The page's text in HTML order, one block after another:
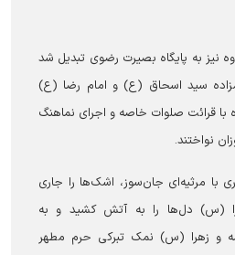
نیز به پایگاه بصیرت رضوی تبدیل شد
سید اسحاق (ع) و امام رضا (ع)
با قرائت صلوات خاصه و اجرای نماهنگ
نواختند.
با مرثیه‌ای جان‌سوز، اشک‌ها را جاری
(س) دل‌ها را به آتش کشید و به
و زهرا (س) نمک تبرکی حرم مطهر